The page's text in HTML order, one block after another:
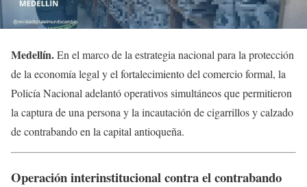
Medellín.En el marco de la estrategia nacional para la protección
de la economía legal y el fortalecimiento del comercio formal, la
Policía Nacional adelantó operativos simultáneos que permitieron
la captura de una persona y la incautación de cigarrillos y calzado
de contrabando en la capital antioqueña.
Operación interinstitucional contra el contrabando